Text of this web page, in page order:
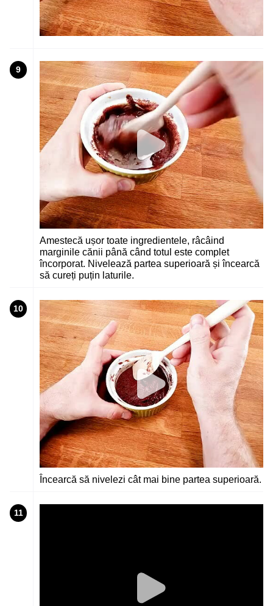
9
Amestecă ușor toate ingredientele, râcâind
marginile cănii până când totul este complet
încorporat. Nivelează partea superioară și încearcă
să cureți puțin laturile.
10
Încearcă să nivelezi cât mai bine partea superioară.
11